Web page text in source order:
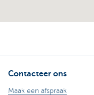
Contacteer ons
Maak een afspraak